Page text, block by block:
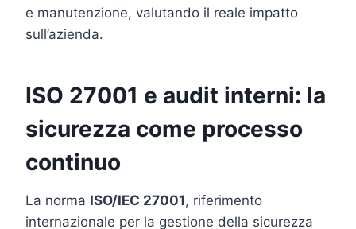
e manutenzione, valutando il reale impatto
sull’azienda.
ISO 27001 e audit interni: la
sicurezza come processo
continuo
La norma ISO/IEC 27001, riferimento
internazionale per la gestione della sicurezza